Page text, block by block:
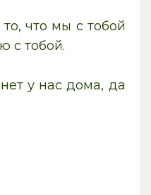
что мы с тобой
с тобой.
у нас дома, да